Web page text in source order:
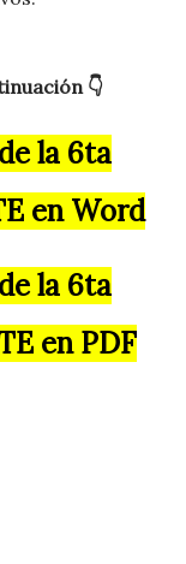
👇
la 6ta
en Word
la 6ta
en PDF